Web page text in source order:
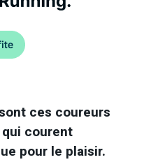
ces coureurs
courent
pour le plaisir.